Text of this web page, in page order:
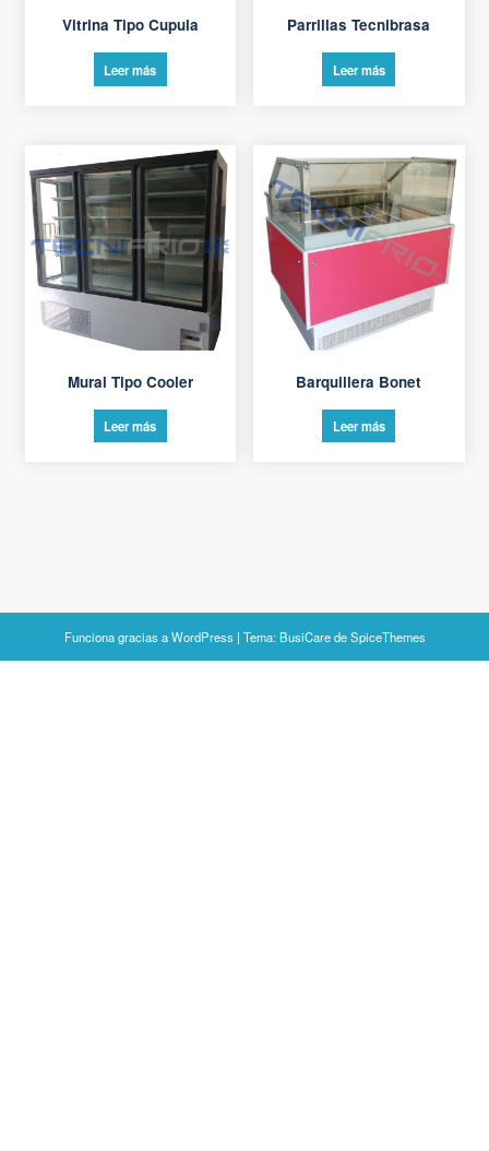
Vitrina Tipo Cupula
Leer más
Parrillas Tecnibrasa
Leer más
Mural Tipo Cooler
Leer más
Barquillera Bonet
Leer más
Funciona gracias aWordPress | Tema:BusiCaredeSpiceThemes